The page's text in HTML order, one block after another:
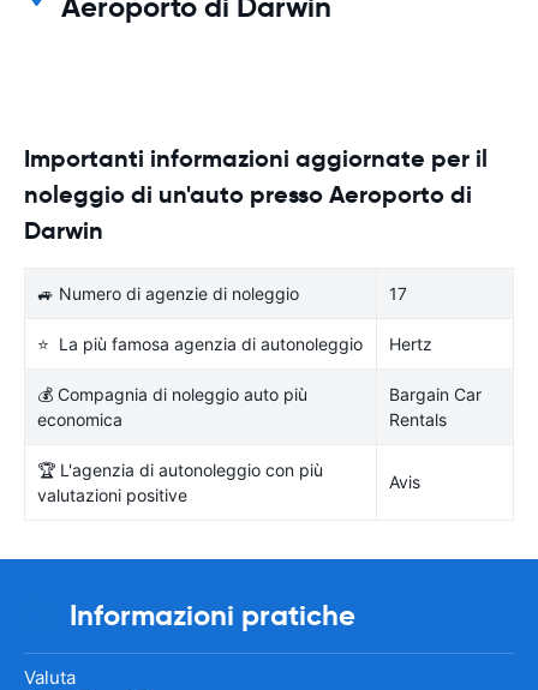
Importanti informazioni aggiornate per il
noleggio di un'auto presso Aeroporto di
Darwin
🚙 Numero di agenzie di noleggio 17
⭐ La più famosa agenzia di autonoleggio Hertz
💰 Compagnia di noleggio auto più
economica
Bargain Car
Rentals
🏆 L'agenzia di autonoleggio con più
valutazioni positive
Avis
Informazioni pratiche
Valuta